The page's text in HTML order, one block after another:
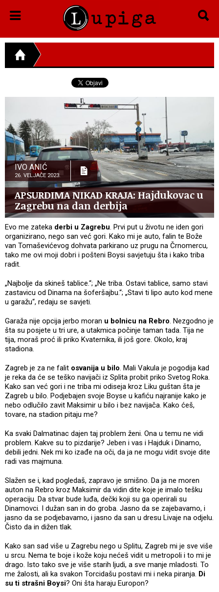
IVO ANIĆ
26. VELJAČE 2023.
APSURDIMA NIKAD KRAJA: Hajdukovac u
Zagrebu na dan derbija
Evo me zateka derbi u Zagrebu. Prvi put u životu ne iden gori
organizirano, nego san već gori. Kako mi je auto, falin te Bože
van Tomaševićevog dohvata parkirano uz prugu na Črnomercu,
tako me ovi moji dobri i pošteni Boysi savjetuju šta i kako triba
radit.
„Najbolje da skineš tablice.“; „Ne triba. Ostavi tablice, samo stavi
zastavicu od Dinama na šoferšajbu.“; „Stavi ti lipo auto kod mene
u garažu“, redaju se savjeti.
Garaža nije opcija jerbo moran u bolnicu na Rebro. Nezgodno je
šta su posjete u tri ure, a utakmica počinje taman tada. Tija ne
tija, moraš proć ili priko Kvaternika, ili još gore. Okolo, kraj
stadiona.
Zagreb je za ne falit osvanija u bilo. Mali Vakula je pogodija kad
je reka da će se teško navijači iz Splita probit priko Svetog Roka.
Kako san već gori i ne triba mi odiseja kroz Liku guštan šta je
Zagreb u bilo. Podjebajen svoje Boyse u kafiću najranije kako je
nebo odlučilo zavit Maksimir u bilo i bez navijača. Kako ćeš,
tovare, na stadion pitaju me?
Ka svaki Dalmatinac dajen taj problem ženi. Ona u temu ne vidi
problem. Kakve su to pizdarije? Jeben i vas i Hajduk i Dinamo,
debili jedni. Nek mi ko izađe na oči, da ja ne mogu vidit svoje dite
radi vas majmuna.
Slažen se i, kad pogledaš, zapravo je smišno. Da ja ne moren
auton na Rebro kroz Maksimir da vidin dite koje je imalo tešku
operaciju. Da stvar bude luđa, dečki koji su ga operirali su
Dinamovci. I dužan san in do groba. Jasno da se zajebavamo, i
jasno da se podjebavamo, i jasno da san u dresu Livaje na odjelu.
Čisto da in dižen tlak.
Kako san sad više u Zagrebu nego u Splitu, Zagreb mi je sve više
u srcu. Nema te boje i kože koju nećeš vidit u metropoli i to mi je
drago. Isto tako sve je više starih ljudi, a sve manje mladosti. To
me žalosti, ali ka svakon Torcidašu postavi mi i neka piranja. Di
su ti strašni Boysi? Oni šta haraju Europon?